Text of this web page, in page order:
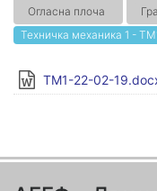
Огласна плоча
Техничка механика 1 -
TM1-22-02-